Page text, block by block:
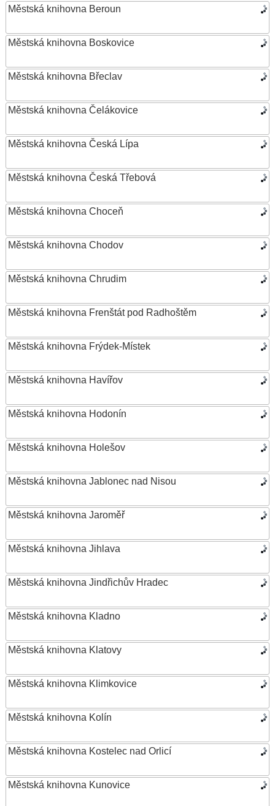
Městská knihovna Beroun
Městská knihovna Boskovice
Městská knihovna Břeclav
Městská knihovna Čelákovice
Městská knihovna Česká Lípa
Městská knihovna Česká Třebová
Městská knihovna Choceň
Městská knihovna Chodov
Městská knihovna Chrudim
Městská knihovna Frenštát pod Radhoštěm
Městská knihovna Frýdek-Místek
Městská knihovna Havířov
Městská knihovna Hodonín
Městská knihovna Holešov
Městská knihovna Jablonec nad Nisou
Městská knihovna Jaroměř
Městská knihovna Jihlava
Městská knihovna Jindřichův Hradec
Městská knihovna Kladno
Městská knihovna Klatovy
Městská knihovna Klimkovice
Městská knihovna Kolín
Městská knihovna Kostelec nad Orlicí
Městská knihovna Kunovice